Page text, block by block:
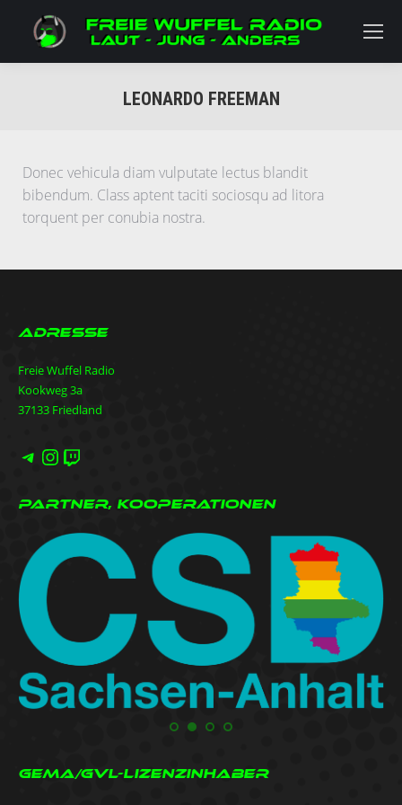
LEONARDO FREEMAN
Donec vehicula diam vulputate lectus blandit
bibendum. Class aptent taciti sociosqu ad litora
torquent per conubia nostra.
Adresse
Freie Wuffel Radio
Kookweg 3a
37133 Friedland
Telegram
Instagram
Twitch
Partner, Kooperationen
GEMA/GVL-Lizenzinhaber